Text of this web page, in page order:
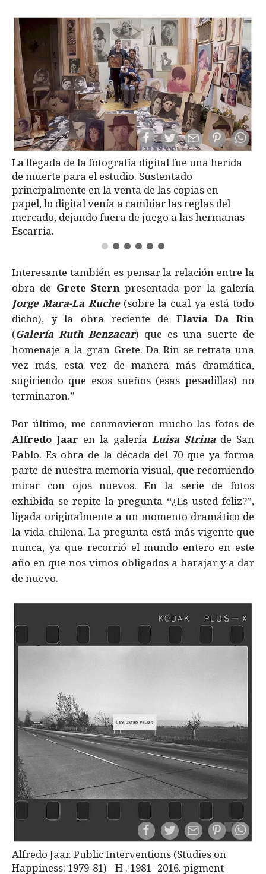
La llegada de la fotografía digital fue una herida
de muerte para el estudio. Sustentado
principalmente en la venta de las copias en
papel, lo digital venía a cambiar las reglas del
mercado, dejando fuera de juego a las hermanas
Escarria.
Interesante también es pensar la relación entre la
obra de Grete Sternpresentada por la galería
Jorge Mara-La Ruche(sobre la cual ya está todo
dicho), y la obra reciente de Flavia Da Rin
(Galería Ruth Benzacar) que es una suerte de
homenaje a la gran Grete. Da Rin se retrata una
vez más, esta vez de manera más dramática,
sugiriendo que esos sueños (esas pesadillas) no
terminaron.”
Por último, me conmovieron mucho las fotos de
Alfredo Jaar en la galería Luisa Strinade San
Pablo. Es obra de la década del 70 que ya forma
parte de nuestra memoria visual, que recomiendo
mirar con ojos nuevos. En la serie de fotos
exhibida se repite la pregunta “¿Es usted feliz?”,
ligada originalmente a un momento dramático de
la vida chilena. La pregunta está más vigente que
nunca, ya que recorrió el mundo entero en este
año en que nos vimos obligados a barajar y a dar
de nuevo.
Alfredo Jaar. Public Interventions (Studies on
Happiness: 1979-81) - H . 1981- 2016. pigment